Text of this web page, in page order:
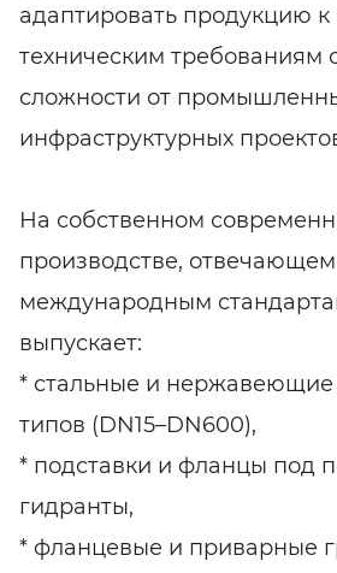
адаптировать продукцию
техническим требованиям
сложности от
инфраструктурных
На собственном
производстве, отвечающем
международным
выпускает:
* стальные и
типов (DN15–DN600),
* подставки и фланцы под
гидранты,
* фланцевые и приварные